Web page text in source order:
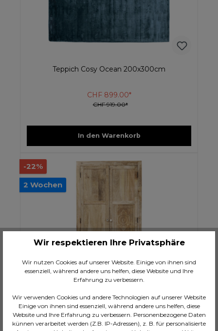
Teppich Cosy Ocean 200x300cm
CHF 899.00*
CHF 919.00*
In den Warenkorb
-22%
2 Wochen
Kleiderschrank Puro
CHF 1’799.00*
CHF 2’299.00*
Wir respektieren Ihre Privatsphäre
Wir nutzen Cookies auf unserer Website. Einige von ihnen sind
essenziell, während andere uns helfen, diese Website und Ihre
Erfahrung zu verbessern.
Wir verwenden Cookies und andere Technologien auf unserer Website
Einige von ihnen sind essenziell, während andere uns helfen, diese
Website und Ihre Erfahrung zu verbessern. Personenbezogene Daten
künnen verarbeitet werden (Z.B. IP-Adressen), z. B. für personalisierte